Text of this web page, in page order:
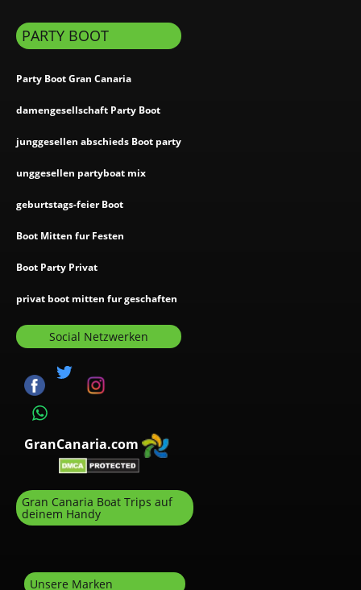
PARTY BOOT
Party Boot Gran Canaria
damengesellschaft Party Boot
junggesellen abschieds Boot party
unggesellen partyboat mix
geburtstags-feier Boot
Boot Mitten fur Festen
Boot Party Privat
privat boot mitten fur geschaften
Social Netzwerken
GranCanaria.com
Gran Canaria Boat Trips auf
deinem Handy
Unsere Marken